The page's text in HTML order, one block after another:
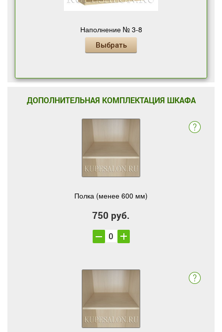
Наполнение № 3-8
Выбрать
ДОПОЛНИТЕЛЬНАЯ КОМПЛЕКТАЦИЯ ШКАФА
Полка (менее 600 мм)
750 руб.